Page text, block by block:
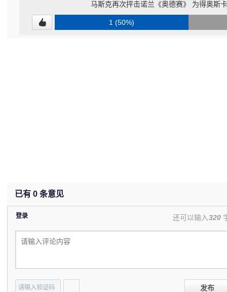
马斯克再次抨击诺兰《奥德赛》 为得奥斯
1 (50%)
已有 0 条意见
登录 还可以输入320
发布